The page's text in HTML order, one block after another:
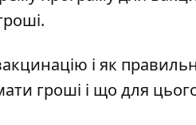
і як
гроші і що для